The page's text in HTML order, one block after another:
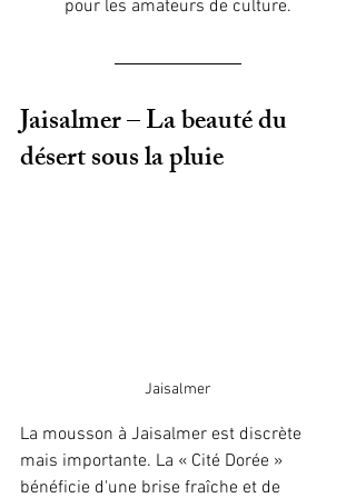
pour les amateurs de culture.
Jaisalmer – La beauté du
désert sous la pluie
Jaisalmer
La mousson à Jaisalmer est discrète
mais importante. La « Cité Dorée »
bénéficie d'une brise fraîche et de